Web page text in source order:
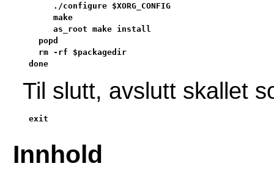
     ./configure $XORG_CONFIG
     make
     as_root make install
  popd
  rm -rf $packagedir
done
Til slutt, avslutt skallet
exit
Innhold